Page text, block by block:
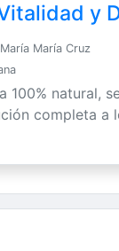
y
María Cruz
100% natural,
completa a